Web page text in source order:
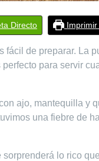
Directo Imprimir
fácil de preparar. La
para servir
ajo, mantequilla y
una fiebre de
lo rico